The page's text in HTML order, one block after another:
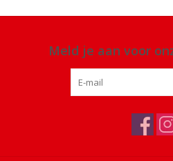
Meld je aan voor